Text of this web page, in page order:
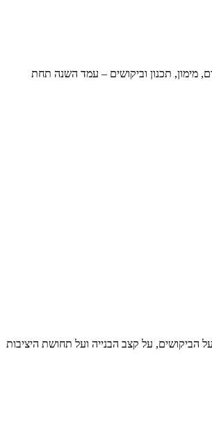
אדם, מימון, תכנון וביקושים – עמד השנה תחת
הביקושים, על קצב הבנייה ועל תחושת היציבות